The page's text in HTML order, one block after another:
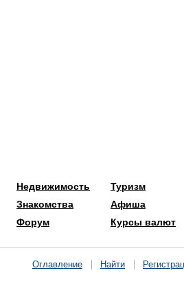
Недвижимость
Знакомства
Форум
Туризм
Афиша
Курсы валют
Оглавление Найти